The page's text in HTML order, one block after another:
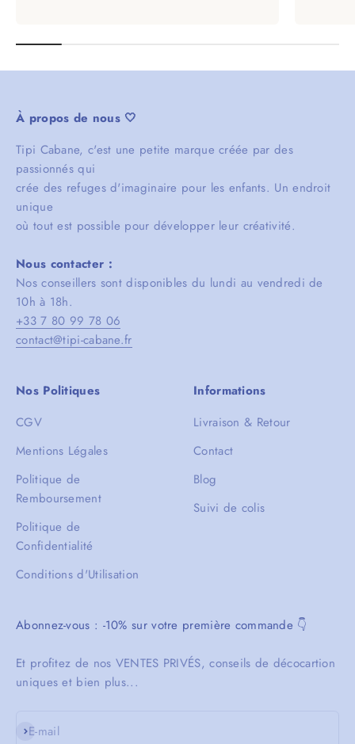
À propos de nous 🤍
Tipi Cabane, c'est une petite marque créée par des
passionnés qui
crée des refuges d'imaginaire pour les enfants. Un endroit
unique
où tout est possible pour développer leur créativité.
Nous contacter :
Nos conseillers sont disponibles du lundi au vendredi de
10h à 18h.
+33 7 80 99 78 06
contact@tipi-cabane.fr
Nos Politiques
CGV
Mentions Légales
Politique de
Remboursement
Politique de
Confidentialité
Conditions d'Utilisation
Informations
Livraison & Retour
Contact
Blog
Suivi de colis
Abonnez-vous : -10% sur votre première commande 👇
Et profitez de nos VENTES PRIVÉS, conseils de décocartion
uniques et bien plus...
E-mail
S'inscrire